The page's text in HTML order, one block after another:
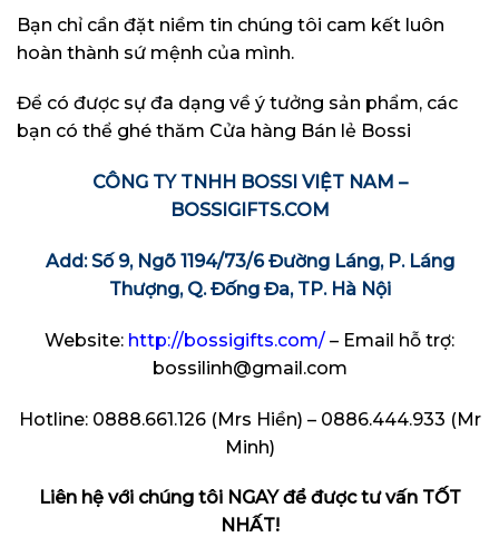
Bạn chỉ cần đặt niềm tin chúng tôi cam kết luôn
hoàn thành sứ mệnh của mình.
Để có được sự đa dạng về ý tưởng sản phẩm, các
bạn có thể ghé thăm Cửa hàng Bán lẻ Bossi
CÔNG TY TNHH BOSSI VIỆT NAM –
BOSSIGIFTS.COM
Add: Số 9, Ngõ 1194/73/6 Đường Láng, P. Láng
Thượng, Q. Đống Đa, TP. Hà Nội
Website: http://bossigifts.com/ – Email hỗ trợ:
bossilinh@gmail.com
Hotline: 0888.661.126 (Mrs Hiền) – 0886.444.933 (Mr
Minh)
Liên hệ với chúng tôi NGAY để được tư vấn TỐT
NHẤT!